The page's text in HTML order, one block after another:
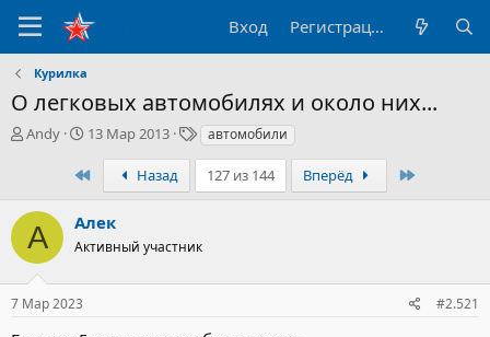
Вход Регистрация
Курилка
О легковых автомобилях и около них...
А
р
е
м
ы
Andy
Д
т
а
ч
л
13 Мар 2013
Т
и
автомобили
ПервыйНазад 127 из 144 Вперёд
А Алек
Активный участник
7 Мар 2023 #2.521